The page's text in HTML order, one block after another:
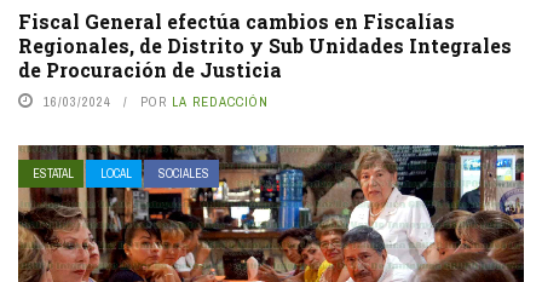
Fiscal General efectúa cambios en Fiscalías
Regionales, de Distrito y Sub Unidades Integrales
de Procuración de Justicia
16/03/2024 POR LA REDACCIÓN
ESTATAL LOCAL SOCIALES